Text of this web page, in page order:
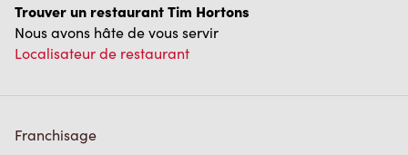
Trouver un restaurant Tim Hortons
Nous avons hâte de vous servir
Localisateur de restaurant
Franchisage